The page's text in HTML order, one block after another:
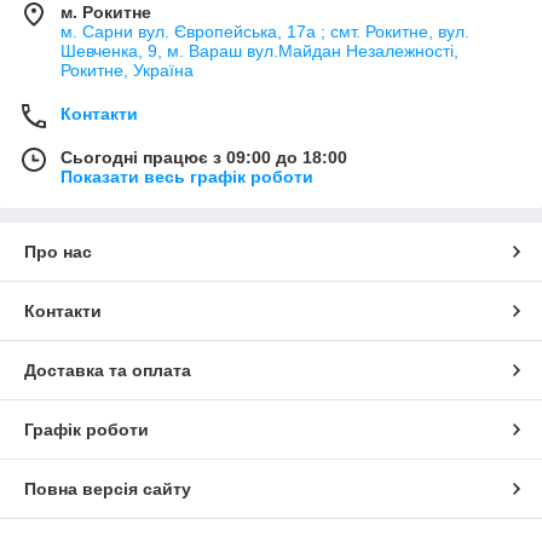
м. Рокитне
м. Сарни вул. Європейська, 17а ; смт. Рокитне, вул.
Шевченка, 9, м. Вараш вул.Майдан Незалежності,
Рокитне, Україна
Контакти
Сьогодні працює з 09:00 до 18:00
Показати весь графік роботи
Про нас
Контакти
Доставка та оплата
Графік роботи
Повна версія сайту